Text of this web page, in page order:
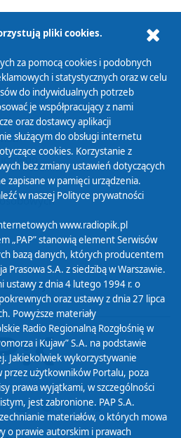
pliki cookies.
za pomocą cookies i podobnych
i statystycznych oraz w celu
do indywidualnych potrzeb
je współpracujący z nami
oraz dostawcy aplikacji
służącym do obsługi internetu
cookies. Korzystanie z
bez zmiany ustawień dotyczących
zapisane w pamięci urządzenia.
w naszej Polityce prywatności
www.radiopik.pl
„PAP” stanowią element Serwisów
bazą danych, których producentem
Prasowa S.A. z siedzibą w Warszawie.
ustawy z dnia 4 lutego 1994 r. o
oraz ustawy z dnia 27 lipca
Powyższe materiały
Radio Regionalną Rozgłośnię w
i Kujaw” S.A. na podstawie
Jakiekolwiek wykorzystywanie
przez użytkowników Portalu, poza
prawa wyjątkami, w szczególności
jest zabronione. PAP S.A.
materiałów, o których mowa
o prawie autorskim i prawach